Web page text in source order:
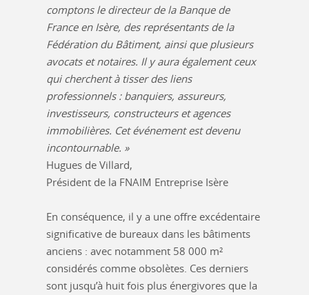
comptons le directeur de la Banque de
France en Isère, des représentants de la
Fédération du Bâtiment, ainsi que plusieurs
avocats et notaires. Il y aura également ceux
qui cherchent à tisser des liens
professionnels : banquiers, assureurs,
investisseurs, constructeurs et agences
immobilières. Cet événement est devenu
incontournable. »
Hugues de Villard,
Président de la FNAIM Entreprise Isère
En conséquence, il y a une offre excédentaire
significative de bureaux dans les bâtiments
anciens : avec notamment 58 000 m²
considérés comme obsolètes. Ces derniers
sont jusqu’à huit fois plus énergivores que la